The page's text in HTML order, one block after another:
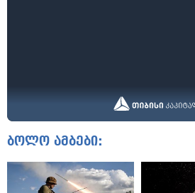
ბოლო ამბები: